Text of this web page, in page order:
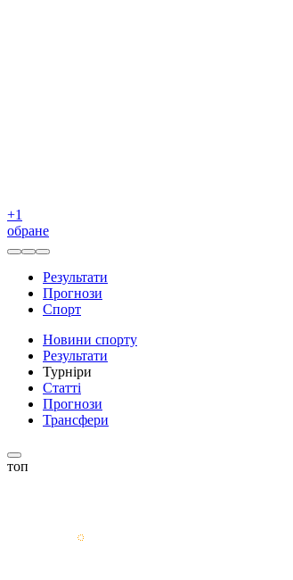
+1
обране
Результати
Прогнози
Спорт
Новини спорту
Результати
Турніри
Статті
Прогнози
Трансфери
топ